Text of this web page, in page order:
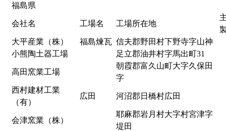
福島県
会社名 工場名 工場所在地
大平産業（株）
福島煉瓦 信夫郡野田村下野寺字山神
小熊陶土器工場
足立郡油井村字馬出町31
高田窯業工場
朝霞郡富久山町大字久保田
字
西村建材工業
（有）
広田 河沼郡日橋村広田
会津窯業（株）
耶麻郡岩月村大字村宮津字
堤田